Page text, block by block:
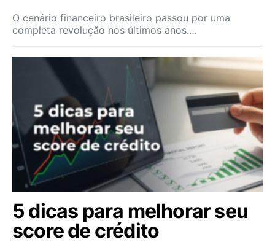
O cenário financeiro brasileiro passou por uma
completa revolução nos últimos anos.…
5 dicas para melhorar seu
score de crédito